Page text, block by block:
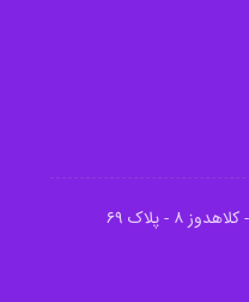
۸ - پلاک ۶۹